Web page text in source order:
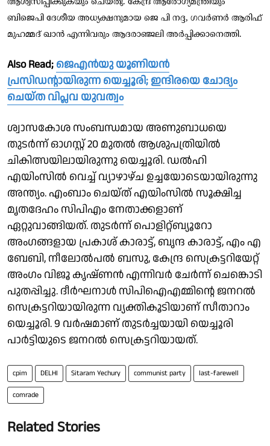
ബിജെപി ദേശീയ അധ്യക്ഷനുമായ ജെ പി നദ്ദ, ഗവർണർ ആരിഫ്
മുഹമ്മദ് ഖാൻ എന്നിവരും ആദരാഞ്ജലി അർപ്പിക്കാനെത്തി.
Also Read; ജെഎന്‍യു യൂണിയൻ
പ്രസിഡൻ്റായിരുന്ന യെച്ചൂരി; ഇന്ദിരയെ ചോദ്യം
ചെയ്ത വിപ്ലവ യുവത്വം
ശ്വാസകോശ സംബന്ധമായ അണുബാധയെ
തുടര്‍ന്ന് ഓഗസ്റ്റ് 20 മുതല്‍ ആശുപത്രിയില്‍
ചികിത്സയിലായിരുന്നു യെച്ചൂരി. ഡല്‍ഹി
എയിംസില്‍ വെച്ച് വ്യാഴാഴ്ച ഉച്ചയോടെയായിരുന്നു
അന്ത്യം. എംബാം ചെയ്ത് എയിംസിൽ സൂക്ഷിച്ച
മൃതദേഹം സിപിഎം നേതാക്കളാണ്
ഏറ്റുവാങ്ങിയത്. തുടർന്ന്‌ പൊളിറ്റ്ബ്യൂറോ
അംഗങ്ങളായ പ്രകാശ് കാരാട്ട്, ബൃന്ദ കാരാട്ട്, എം എ
ബേബി, നീലോൽപൽ ബസു, കേന്ദ്ര സെക്രട്ടറിയേറ്റ്‌
അംഗം വിജൂ കൃഷ്‌ണൻ എന്നിവർ ചേർന്ന്‌ ചെങ്കൊടി
പുതപ്പിച്ചു. ദീര്‍ഘനാള്‍ സിപിഐഎമ്മിന്റെ ജനറല്‍
സെക്രട്ടറിയായിരുന്ന വ്യക്തികൂടിയാണ് സീതാറാം
യെച്ചൂരി. 9 വര്‍ഷമാണ് തുടര്‍ച്ചയായി യെച്ചൂരി
പാര്‍ട്ടിയുടെ ജനറല്‍ സെക്രട്ടറിയായത്.
cpim DELHI Sitaram Yechury communist party last-farewell
comrade
Related Stories